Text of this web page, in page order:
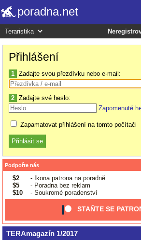
poradna.net
Přihlášení
1 Zadajte svou přezdívku nebo e-mail:
2 Zadajte své heslo:
Zapomenuté
Zapamatovat přihlášení na tomto počítači
Podpořte nás
$2
- Ikona patrona na poradně
$5
- Poradna bez reklam
$10
- Soukromé poradenství
STAŇTE SE
TERAmagazín 1/2017